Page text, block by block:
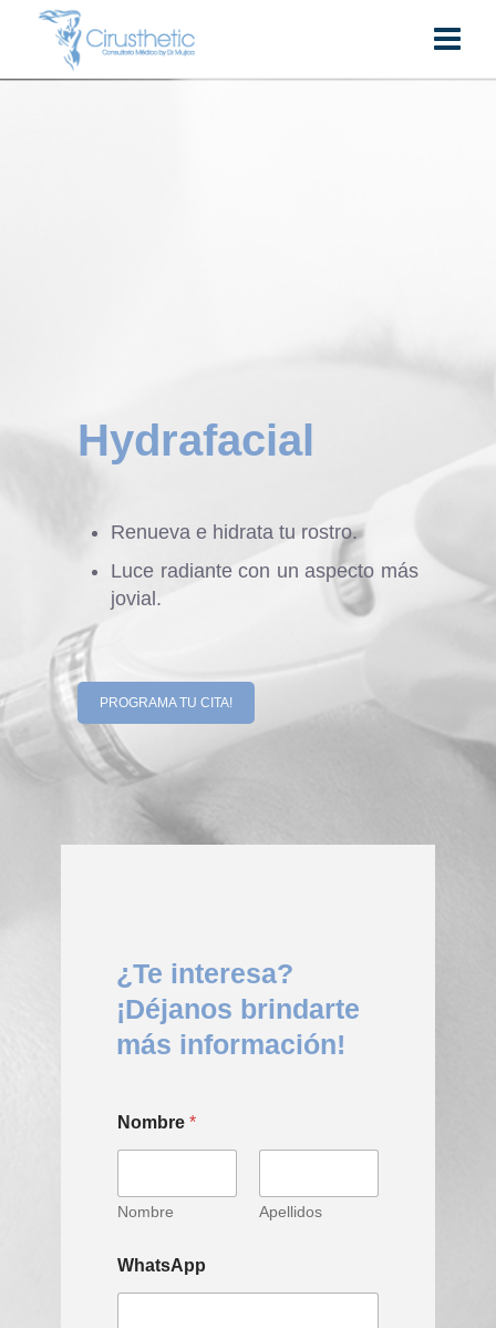
Hydrafacial
Renueva e hidrata tu rostro.
Luce radiante con un aspecto más
jovial.
PROGRAMA TU CITA!
¿Te interesa?
¡Déjanos brindarte
más información!
Nombre *
Nombre Apellidos
WhatsApp